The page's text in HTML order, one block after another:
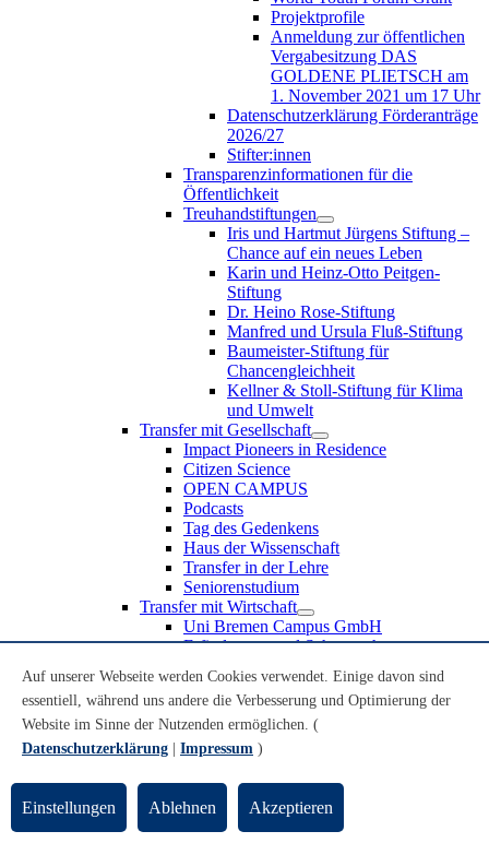
Projektprofile
Anmeldung zur öffentlichen
Vergabesitzung DAS
GOLDENE PLIETSCH am
1. November 2021 um 17 Uhr
Datenschutzerklärung Förderanträge
2026/27
Stifter:innen
Transparenzinformationen für die
Öffentlichkeit
Treuhandstiftungen
Iris und Hartmut Jürgens Stiftung –
Chance auf ein neues Leben
Karin und Heinz-Otto Peitgen-
Stiftung
Dr. Heino Rose-Stiftung
Manfred und Ursula Fluß-Stiftung
Baumeister-Stiftung für
Chancengleichheit
Kellner & Stoll-Stiftung für Klima
und Umwelt
Transfer mit Gesellschaft
Impact Pioneers in Residence
Citizen Science
OPEN CAMPUS
Podcasts
Tag des Gedenkens
Haus der Wissenschaft
Transfer in der Lehre
Seniorenstudium
Transfer mit Wirtschaft
Uni Bremen Campus GmbH
Erfindungen und Schutzrechte
Recruiting an der Universität Bremen
Weiterbildung an der Universität Bremen
Transfer mit Schule
Schülerinnen und Schüler
Schulklassen
Lehrkräfte
Gründungsunterstützung
Auf unserer Webseite werden Cookies verwendet. Einige davon sind
essentiell, während uns andere die Verbesserung und Optimierung der
Website im Sinne der Nutzenden ermöglichen. (
Datenschutzerklärung
Impressum )
Einstellungen Ablehnen Akzeptieren